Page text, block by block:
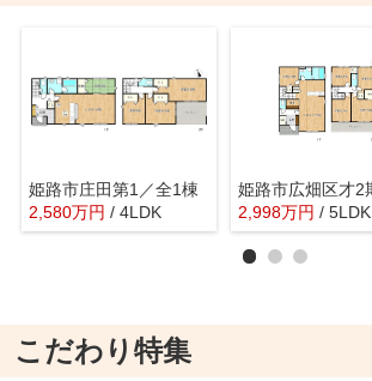
姫路市庄田第1／全1棟
2,580万円 / 4LDK
2,998万円 / 5LDK
こだわり特集